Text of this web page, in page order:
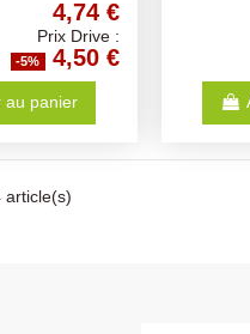
4,74 €
Prix Drive :
-5% 4,50 €
au panier
article(s)